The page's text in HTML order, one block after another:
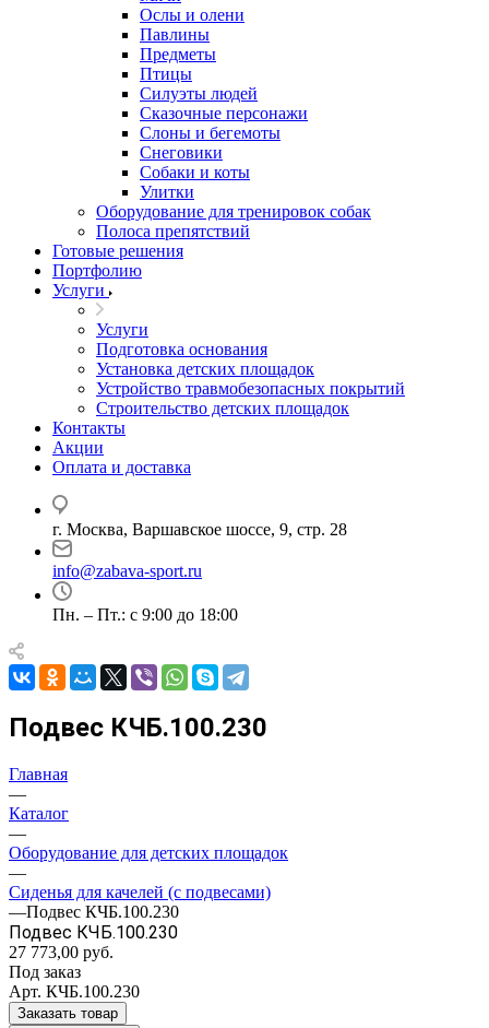
Ослы и олени
Павлины
Предметы
Птицы
Силуэты людей
Сказочные персонажи
Слоны и бегемоты
Снеговики
Собаки и коты
Улитки
Оборудование для тренировок собак
Полоса препятствий
Готовые решения
Портфолию
Услуги
Услуги
Подготовка основания
Установка детских площадок
Устройство травмобезопасных покрытий
Строительство детских площадок
Контакты
Акции
Оплата и доставка
г. Москва, Варшавское шоссе, 9, стр. 28
info@zabava-sport.ru
Пн. – Пт.: с 9:00 до 18:00
Подвес КЧБ.100.230
Главная
—
Каталог
—
Оборудование для детских площадок
—
Сиденья для качелей (с подвесами)
—Подвес КЧБ.100.230
Подвес КЧБ.100.230
27 773,00 руб.
Под заказ
Арт. КЧБ.100.230
Заказать товар